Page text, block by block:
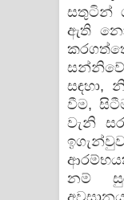
සතුටින්
ඇති
සඳහා,
වීම,
වැනි
නම්